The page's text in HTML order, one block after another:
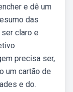
e dê um
das
claro e
precisa ser,
um cartão de
e do.